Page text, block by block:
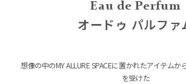
Eau de Perfum
オードゥ パルファ
想像の中のMY ALLURE SPACEに置かれたアイテム
を受けた